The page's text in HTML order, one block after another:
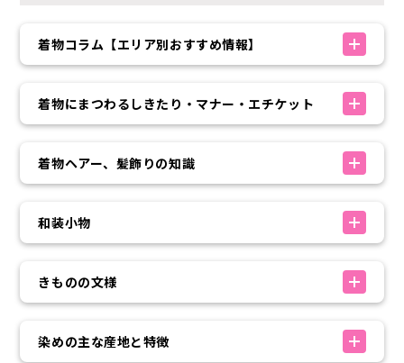
着物コラム【エリア別おすすめ情報】
着物にまつわるしきたり・マナー・エチケット
着物ヘアー、髪飾りの知識
和装小物
きものの文様
染めの主な産地と特徴